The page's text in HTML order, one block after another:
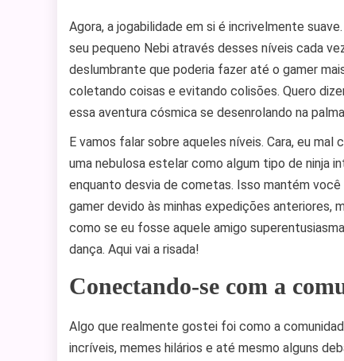
Agora, a jogabilidade em si é incrivelmente
seu pequeno Nebi através desses níveis cada
deslumbrante que poderia fazer até o gamer
coletando coisas e evitando colisões. Quero
essa aventura cósmica se desenrolando na
E vamos falar sobre aqueles níveis. Cara, eu
uma nebulosa estelar como algum tipo de ninja
enquanto desvia de cometas. Isso mantém
gamer devido às minhas expedições anteriores,
como se eu fosse aquele amigo
dança. Aqui vai a risada!
Conectando-se com a
Algo que realmente gostei foi como a
incríveis, memes hilários e até mesmo alguns